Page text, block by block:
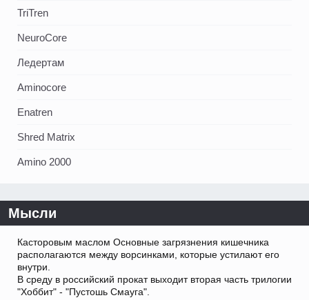
TriTren
NeuroCore
Ледертам
Aminocore
Enatren
Shred Matrix
Amino 2000
Мысли
Касторовым маслом Основные загрязнения кишечника
располагаются между ворсинками, которые устилают его
внутри.
В среду в российский прокат выходит вторая часть трилогии
"Хоббит" - "Пустошь Смауга".